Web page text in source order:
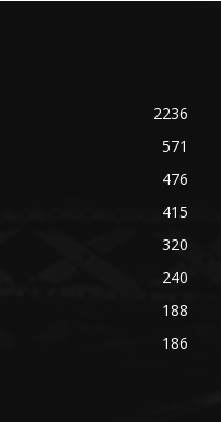
2236
571
476
415
320
240
188
186